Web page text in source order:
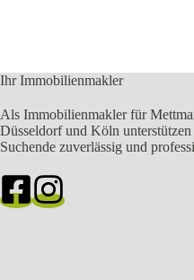
Ihr Immobilienmakler
Als Immobilienmakler für
Düsseldorf und Köln
Suchende zuverlässig und